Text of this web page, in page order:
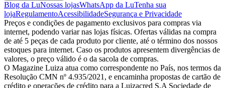
Blog da LuNossas lojasWhatsApp da LuTenha sua
lojaRegulamentoAcessibilidadeSegurança e Privacidade
Preços e condições de pagamento exclusivos para compras via
internet, podendo variar nas lojas físicas. Ofertas válidas na compra
de até 5 peças de cada produto por cliente, até o término dos nossos
estoques para internet. Caso os produtos apresentem divergências de
valores, o preço válido é o da sacola de compras.
O Magazine Luiza atua como correspondente no País, nos termos da
Resolução CMN nº 4.935/2021, e encaminha propostas de cartão de
crédito e operações de crédito para a Luizacred S.A Sociedade de